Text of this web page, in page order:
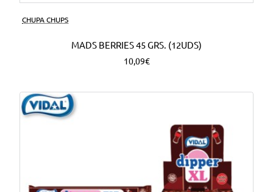
CHUPA CHUPS
MADS BERRIES 45 GRS. (12UDS)
10,09€